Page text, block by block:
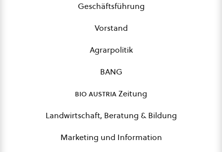
Geschäftsführung
Vorstand
Agrarpolitik
BANG
bio austriaZeitung
Landwirtschaft, Beratung & Bildung
Marketing und Information